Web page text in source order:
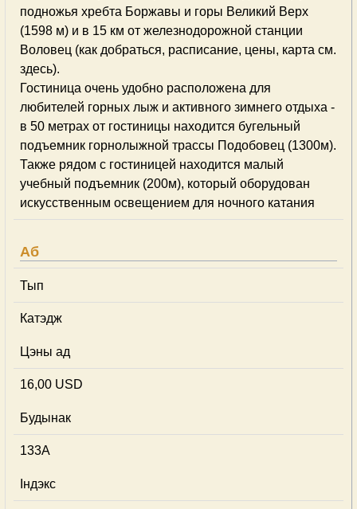
подножья хребта Боржавы и горы Великий Верх
(1598 м) и в 15 км от железнодорожной станции
Воловец (как добраться, расписание, цены, карта см.
здесь).
Гостиница очень удобно расположена для
любителей горных лыж и активного зимнего отдыха -
в 50 метрах от гостиницы находится бугельный
подъемник горнолыжной трассы Подобовец (1300м).
Также рядом с гостиницей находится малый
учебный подъемник (200м), который оборудован
искусственным освещением для ночного катания
Аб
Тып
Катэдж
Цэны ад
16,00 USD
Будынак
133А
Індэкс